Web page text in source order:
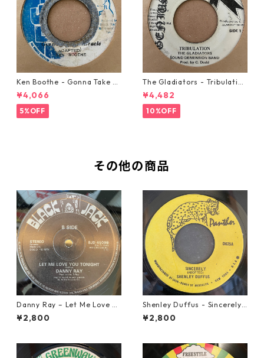
Ken Boothe - Gonna Take A
Miracle【7-21362】
¥4,066
5%OFF
The Gladiators - Tribulation
【7-21365】
¥4,482
10%OFF
その他の商品
Danny Ray – Let Me Love Yo
u Tonight【12-30001】
¥2,800
Shenley Duffus - Sincerely
【7-22021】
¥2,800